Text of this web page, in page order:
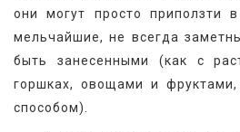
они могут просто приползти
мельчайшие, не всегда
быть занесенными (как с
горшках, овощами и
способом).